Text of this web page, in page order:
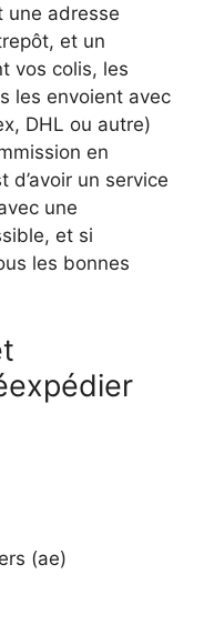
une adresse
et un
vos colis, les
les envoient avec
DHL ou autre)
en
d’avoir un service
une
et si
les bonnes
(ae)